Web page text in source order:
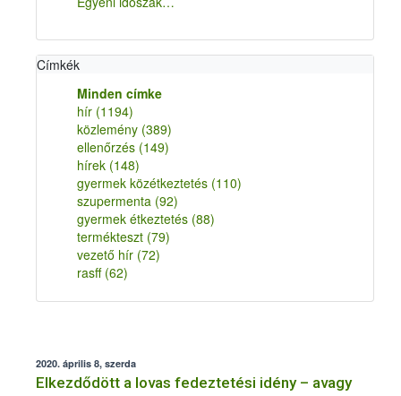
Címkék
Minden címke
hír (1194)
közlemény (389)
ellenőrzés (149)
hírek (148)
gyermek közétkeztetés (110)
szupermenta (92)
gyermek étkeztetés (88)
termékteszt (79)
vezető hír (72)
rasff (62)
2020. április 8, szerda
Elkezdődött a lovas fedeztetési idény – avagy